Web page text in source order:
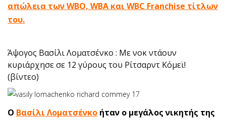
απώλεια των WBO, WBA και WBC Franchise τίτλων
του.
Άψογος Βασίλι Λοματσένκο : Με νοκ ντάουν
κυριάρχησε σε 12 γύρους του Ρίτσαρντ Κόμεϊ!
(βίντεο)
Ο Βασίλι Λοματσένκο ήταν ο μεγάλος νικητής της